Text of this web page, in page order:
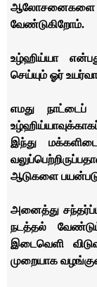
ஆலோசனைகளை
வேண்டுகிறோம்.
உழ்ஹிய்யா
செய்யும் ஓர்
எமது
இந்து
ஆடுகளை
அனைத்து
நடத்தல்
இடைவெளி
முறையாக